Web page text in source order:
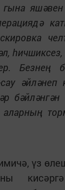
һичшиксез,
Безнең
аларның
үз